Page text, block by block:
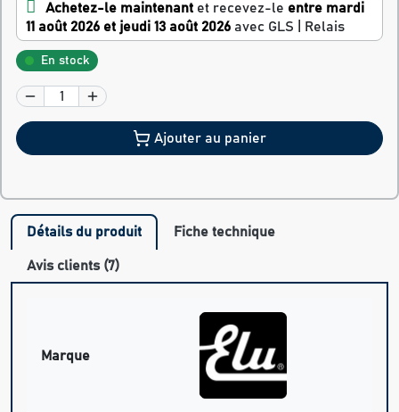
Achetez-le maintenant et recevez-le entre mardi
11 août 2026 et jeudi 13 août 2026 avec GLS | Relais
En stock
Ajouter au panier
Détails du produit Fiche technique
Avis clients (7)
Marque